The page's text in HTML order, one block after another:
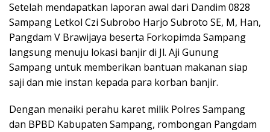
Setelah mendapatkan laporan awal dari Dandim 0828
Sampang Letkol Czi Subrobo Harjo Subroto SE, M, Han,
Pangdam V Brawijaya beserta Forkopimda Sampang
langsung menuju lokasi banjir di Jl. Aji Gunung
Sampang untuk memberikan bantuan makanan siap
saji dan mie instan kepada para korban banjir.
Dengan menaiki perahu karet milik Polres Sampang
dan BPBD Kabupaten Sampang, rombongan Pangdam